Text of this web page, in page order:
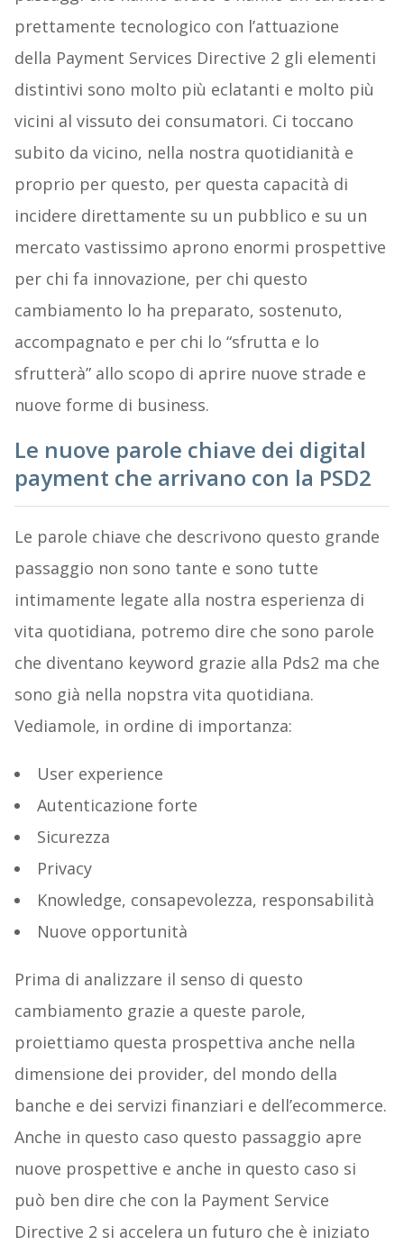
prettamente tecnologico con l’attuazione
della Payment Services Directive 2 gli elementi
distintivi sono molto più eclatanti e molto più
vicini al vissuto dei consumatori. Ci toccano
subito da vicino, nella nostra quotidianità e
proprio per questo, per questa capacità di
incidere direttamente su un pubblico e su un
mercato vastissimo aprono enormi prospettive
per chi fa innovazione, per chi questo
cambiamento lo ha preparato, sostenuto,
accompagnato e per chi lo “sfrutta e lo
sfrutterà” allo scopo di aprire nuove strade e
nuove forme di business.
Le nuove parole chiave dei digital
payment che arrivano con la PSD2
Le parole chiave che descrivono questo grande
passaggio non sono tante e sono tutte
intimamente legate alla nostra esperienza di
vita quotidiana, potremo dire che sono parole
che diventano keyword grazie alla Pds2 ma che
sono già nella nopstra vita quotidiana.
Vediamole, in ordine di importanza:
User experience
Autenticazione forte
Sicurezza
Privacy
Knowledge, consapevolezza, responsabilità
Nuove opportunità
Prima di analizzare il senso di questo
cambiamento grazie a queste parole,
proiettiamo questa prospettiva anche nella
dimensione dei provider, del mondo della
banche e dei servizi finanziari e dell’ecommerce.
Anche in questo caso questo passaggio apre
nuove prospettive e anche in questo caso si
può ben dire che con la Payment Service
Directive 2 si accelera un futuro che è iniziato